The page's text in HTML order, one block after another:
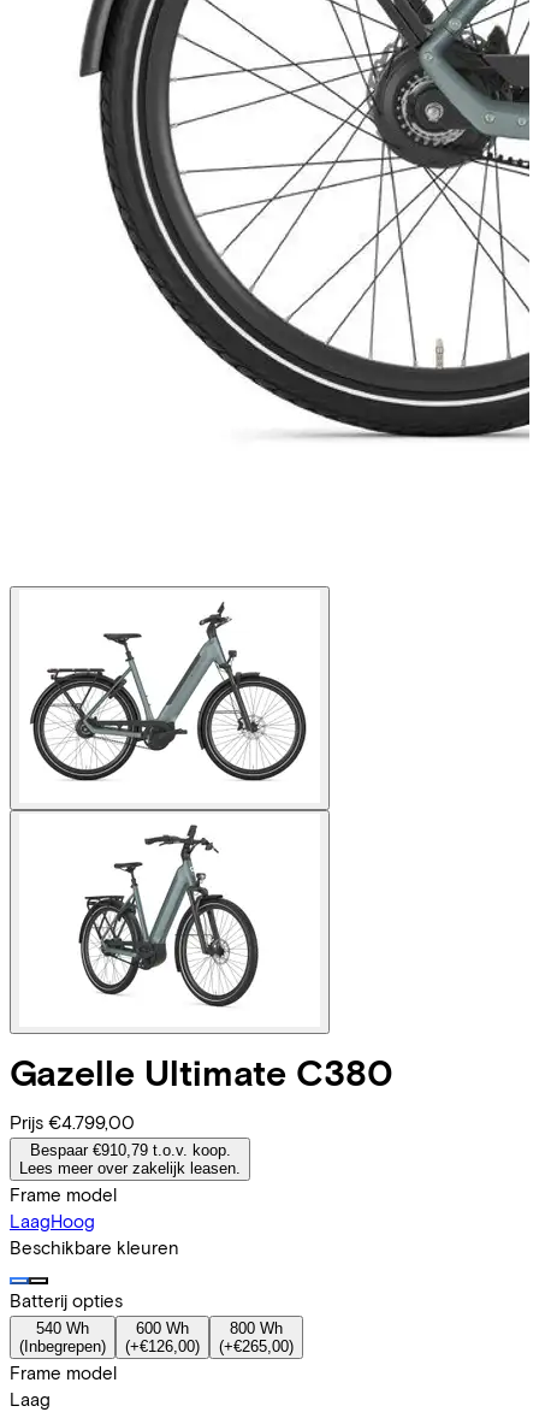
Gazelle Ultimate C380
Prijs €4.799,00
Bespaar €910,79 t.o.v. koop.
Lees meer over zakelijk leasen.
Frame model
LaagHoog
Beschikbare kleuren
Batterij opties
540 Wh
( Inbegrepen)
600 Wh
(+€126,00)
800 Wh
(+€265,00)
Frame model
Laag